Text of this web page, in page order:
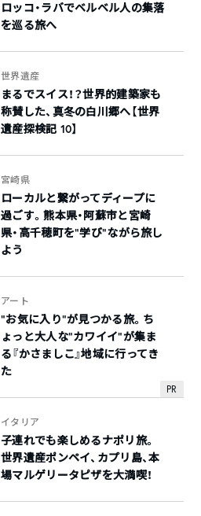
ロッコ・ラバでベルベル人の集落
を巡る旅へ
世界遺産
まるでスイス！？世界的建築家も
称賛した、真冬の白川郷へ【世界
遺産探検記 10】
宮崎県
ローカルと繋がってディープに
過ごす。熊本県・阿蘇市と宮崎
県・高千穂町を“学び”ながら旅し
よう
PR
アート
“お気に入り”が見つかる旅。ち
ょっと大人な”カワイイ”が集ま
る『かさましこ』地域に行ってき
た
イタリア
子連れでも楽しめるナポリ旅。
世界遺産ポンペイ、カプリ島、本
場マルゲリータピザを大満喫！